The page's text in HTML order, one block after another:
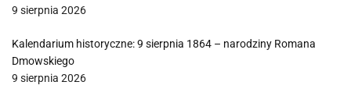
9 sierpnia 2026
Kalendarium historyczne: 9 sierpnia 1864 – narodziny Romana
Dmowskiego
9 sierpnia 2026